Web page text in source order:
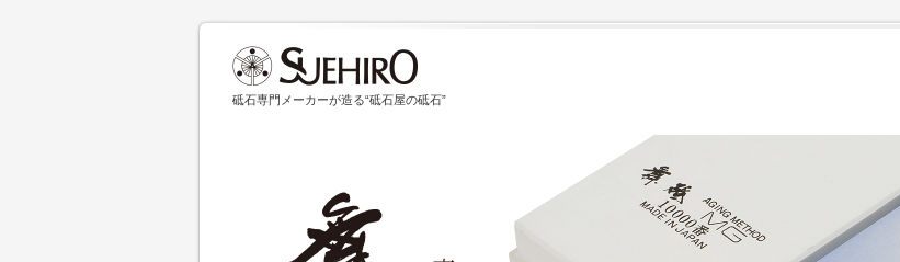
砥石専門メーカーが造る“砥石屋の砥石”